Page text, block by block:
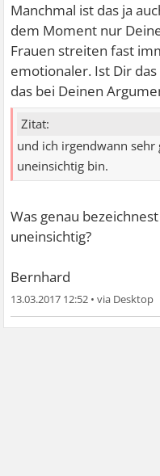
Manchmal ist das ja
dem Moment nur
Frauen streiten fast
emotionaler. Ist Dir
das bei Deinen
Zitat:
und ich irgendwann
uneinsichtig bin.
Was genau
uneinsichtig?
Bernhard
13.03.2017 12:52 •